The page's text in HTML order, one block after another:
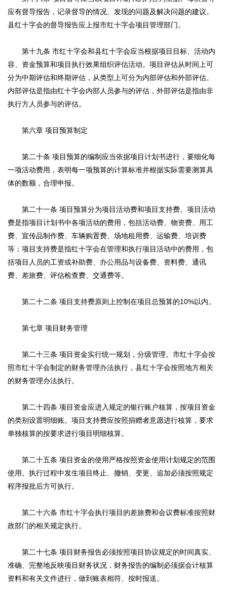
应有督导报告，记录督导的情况、发现的问题及解决问题的建议。
县红十字会的督导报告应上报市红十字会项目管理部门。
第十九条 市红十字会和县红十字会应当根据项目目标、活动内
容、资金预算和项目执行效果组织评估活动。项目评估从时间上可
分为中期评估和终期评估，从类型上可分为内部评估和外部评估。
内部评估是指由红十字会内部人员参与的评估，外部评估是指由非
执行方人员参与的评估。
第六章 项目预算制定
第二十条 项目预算的编制应当依据项目计划书进行，要细化每
一项活动费用，表明每一项预算的计算标准并根据实际需要测算具
体的数额，合理申报。
第二十一条 项目预算分为项目活动费和项目支持费。项目活动
费是指项目计划书中各项活动的费用，包括活动费、物资费、用工
费、宣传品制作费、车辆购置费、场地租用费、运输费、培训费
等；项目支持费是指红十字会在管理和执行项目活动中的费用，包
括项目人员的工资或补助费、办公用品与设备费、资料费、通讯
费、差旅费、评估检查费、交通费等。
第二十二条 项目支持费原则上控制在项目总预算的10%以内。
第七章 项目财务管理
第二十三条 项目资金实行统一规划，分级管理。市红十字会按
照市红十字会制定的财务管理办法执行，县红十字会按照地方相关
的财务管理办法执行。
第二十四条 项目资金应进入规定的银行账户核算，按项目资金
的类别设置明细账。项目支持费应按照捐赠者意愿进行核算，要求
单独核算的按要求进行项目明细核算。
第二十五条 项目资金的使用严格按照资金使用计划规定的范围
使用。执行过程中发生项目终止、撤销、变更、追加必须按照规定
程序报批后方可执行。
第二十六条 市红十字会执行项目的差旅费和会议费标准按照财
政部门的相关规定执行。
第二十七条 项目财务报告必须按照项目协议规定的时间真实、
准确、完整地反映项目财务状况，财务报告的编制必须据会计核算
资料和有关文件进行，做到账表相符、按时报送。